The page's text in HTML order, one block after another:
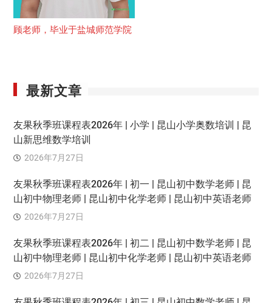
顾老师，毕业于盐城师范学院
最新文章
友果秋季班课程表2026年 | 小学 | 昆山小学奥数培训 | 昆
山新思维数学培训
2026年7月27日
友果秋季班课程表2026年 | 初一 | 昆山初中数学老师 | 昆
山初中物理老师 | 昆山初中化学老师 | 昆山初中英语老师
2026年7月27日
友果秋季班课程表2026年 | 初二 | 昆山初中数学老师 | 昆
山初中物理老师 | 昆山初中化学老师 | 昆山初中英语老师
2026年7月27日